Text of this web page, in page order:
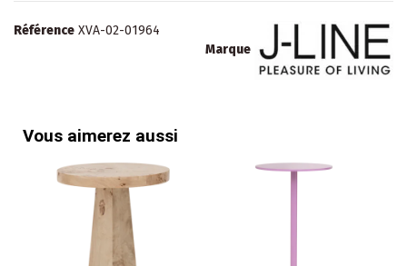
Marque
Référence XVA-02-01964
Vous aimerez aussi